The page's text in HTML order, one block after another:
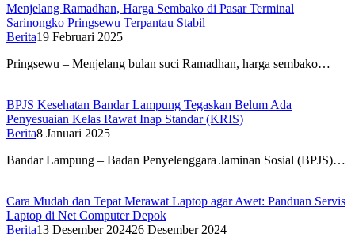
Menjelang Ramadhan, Harga Sembako di Pasar Terminal
Sarinongko Pringsewu Terpantau Stabil
Berita19 Februari 2025
Pringsewu – Menjelang bulan suci Ramadhan, harga sembako…
BPJS Kesehatan Bandar Lampung Tegaskan Belum Ada
Penyesuaian Kelas Rawat Inap Standar (KRIS)
Berita8 Januari 2025
Bandar Lampung – Badan Penyelenggara Jaminan Sosial (BPJS)…
Cara Mudah dan Tepat Merawat Laptop agar Awet: Panduan Servis
Laptop di Net Computer Depok
Berita13 Desember 202426 Desember 2024